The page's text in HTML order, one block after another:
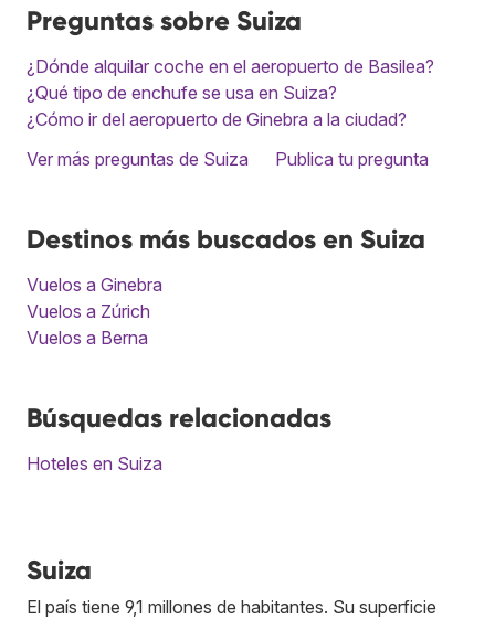
Preguntas sobre Suiza
¿Dónde alquilar coche en el aeropuerto de Basilea?
¿Qué tipo de enchufe se usa en Suiza?
¿Cómo ir del aeropuerto de Ginebra a la ciudad?
Ver más preguntas de Suiza
Publica tu pregunta
Destinos más buscados en Suiza
Vuelos a Ginebra
Vuelos a Zúrich
Vuelos a Berna
Búsquedas relacionadas
Hoteles en Suiza
Suiza
El país tiene 9,1 millones de habitantes. Su superficie